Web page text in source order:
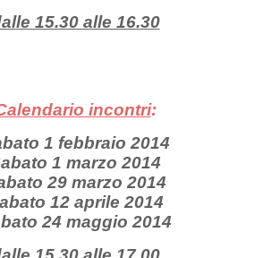
15.30 alle 16.30
incontri:
1 febbraio 2014
1 marzo 2014
29 marzo 2014
12 aprile 2014
24 maggio 2014